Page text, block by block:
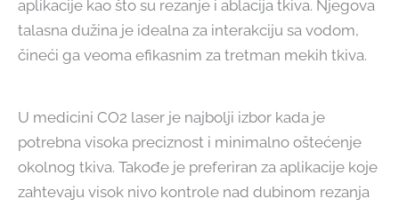
aplikacije kao što su rezanje i ablacija tkiva. Njegova
talasna dužina je idealna za interakciju sa vodom,
čineći ga veoma efikasnim za tretman mekih tkiva.
U medicini CO2 laser je najbolji izbor kada je
potrebna visoka preciznost i minimalno oštećenje
okolnog tkiva. Takođe je preferiran za aplikacije koje
zahtevaju visok nivo kontrole nad dubinom rezanja